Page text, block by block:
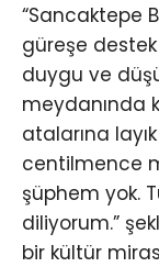
“Sancaktepe
güreşe
duygu ve
meydanında
atalarına
centilmence
şüphem yok.
diliyorum.”
bir kültür